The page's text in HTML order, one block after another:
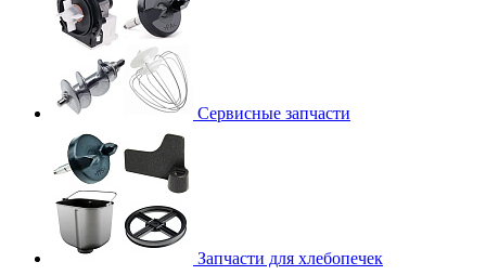
Сервисные запчасти
Запчасти для хлебопечек